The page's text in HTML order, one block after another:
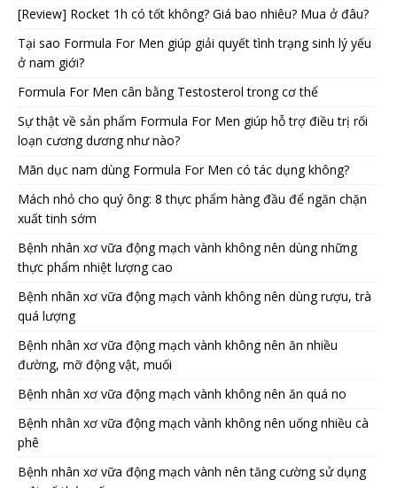
[Review] Rocket 1h có tốt không? Giá bao nhiêu? Mua ở đâu?
Tại sao Formula For Men giúp giải quyết tình trạng sinh lý yếu
ở nam giới?
Formula For Men cân bằng Testosterol trong cơ thể
Sự thật về sản phẩm Formula For Men giúp hỗ trợ điều trị rối
loạn cương dương như nào?
Mãn dục nam dùng Formula For Men có tác dụng không?
Mách nhỏ cho quý ông: 8 thực phẩm hàng đầu để ngăn chặn
xuất tinh sớm
Bệnh nhân xơ vữa động mạch vành không nên dùng những
thực phẩm nhiệt lượng cao
Bệnh nhân xơ vữa động mạch vành không nên dùng rượu, trà
quá lượng
Bệnh nhân xơ vữa động mạch vành không nên ăn nhiều
đường, mỡ động vật, muối
Bệnh nhân xơ vữa động mạch vành không nên ăn quá no
Bệnh nhân xơ vữa động mạch vành không nên uống nhiều cà
phê
Bệnh nhân xơ vữa động mạch vành nên tăng cường sử dụng